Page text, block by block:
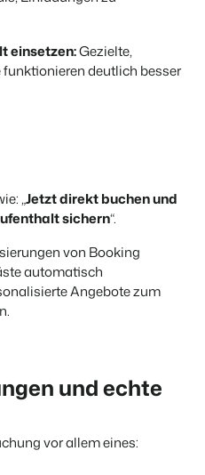
einsetzen:Gezielte,
deutlich besser
„Jetzt direkt buchen und
sichern“.
von Booking
automatisch
Angebote zum
und echte
vor allem eines: